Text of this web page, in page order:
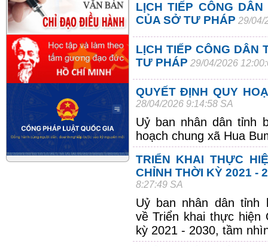
LỊCH TIẾP CÔNG
CỦA SỞ TƯ PHÁP 29/04/
LỊCH TIẾP CÔNG DÂN
TƯ PHÁP 29/04/2026
QUYẾT ĐỊNH QUY
28/04/2026 9:14:58 SA
Uỷ ban nhân dân tỉnh
hoạch chung xã Hua
TRIỂN KHAI THỰC
CHỈNH THỜI KỲ 2021 -
8:27:49 SA
Uỷ ban nhân dân tỉnh
vềTriển khai thực hiện
kỳ 2021 - 2030, tầm